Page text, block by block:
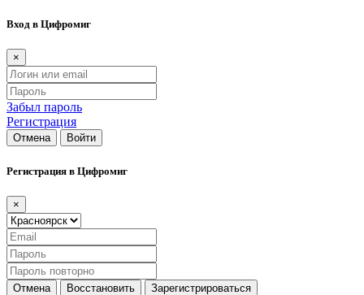
Вход в Цифромиг
×
Забыл пароль
Регистрация
Отмена Войти
Регистрация в Цифромиг
×
Отмена Восстановить Зарегистрироваться